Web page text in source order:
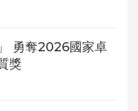
勇奪2026國家卓
獎